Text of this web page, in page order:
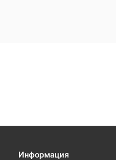
Информация